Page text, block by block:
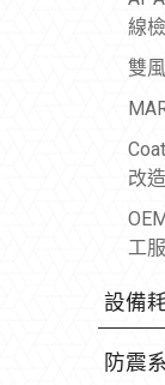
線
雙
改造
工
設備
防震